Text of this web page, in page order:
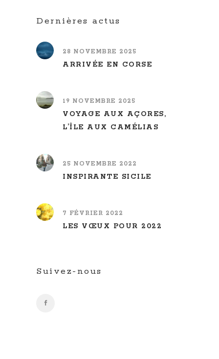
Dernières actus
28 NOVEMBRE 2025
ARRIVÉE EN CORSE
19 NOVEMBRE 2025
VOYAGE AUX AÇORES,
L’ÎLE AUX CAMÉLIAS
25 NOVEMBRE 2022
INSPIRANTE SICILE
7 FÉVRIER 2022
LES VŒUX POUR 2022
Suivez-nous